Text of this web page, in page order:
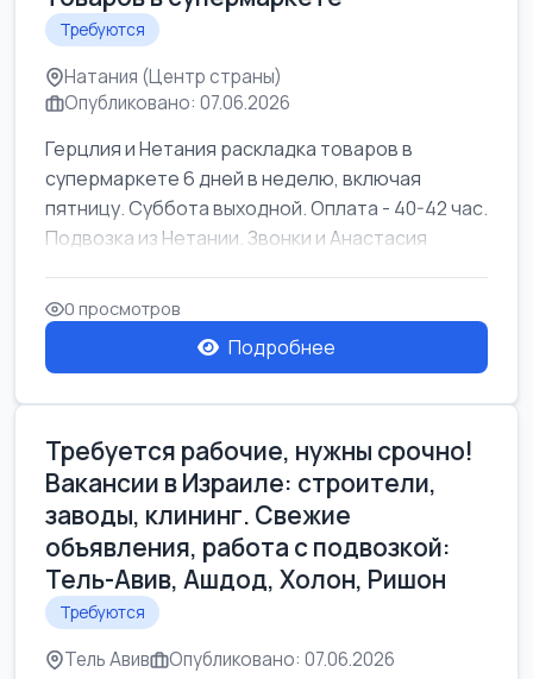
Требуются
Натания (Центр страны)
Опубликовано: 07.06.2026
Герцлия и Нетания раскладка товаров в
супермаркете 6 дней в неделю, включая
пятницу. Суббота выходной. Оплата - 40-42 час.
Подвозка из Нетании. Звонки и Анастасия
0 просмотров
Подробнее
Требуется рабочие, нужны срочно!
Вакансии в Израиле: строители,
заводы, клининг. Свежие
объявления, работа с подвозкой:
Тель-Авив, Ашдод, Холон, Ришон
Требуются
Тель Авив Опубликовано: 07.06.2026